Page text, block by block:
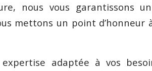
nous vous garantissons
mettons un point d’honneur
adaptée à vos